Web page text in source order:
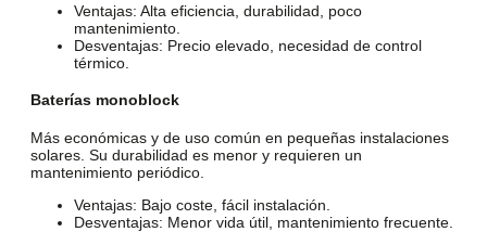
Ventajas: Alta eficiencia, durabilidad, poco
mantenimiento.
Desventajas: Precio elevado, necesidad de control
térmico.
Baterías monoblock
Más económicas y de uso común en pequeñas instalaciones
solares. Su durabilidad es menor y requieren un
mantenimiento periódico.
Ventajas: Bajo coste, fácil instalación.
Desventajas: Menor vida útil, mantenimiento frecuente.